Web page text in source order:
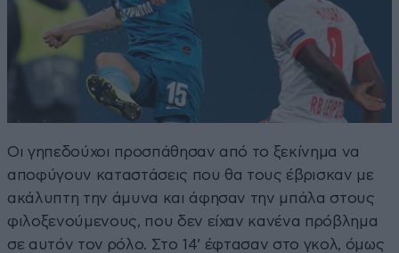
Οι γηπεδούχοι προσπάθησαν από το ξεκίνημα να
αποφύγουν καταστάσεις που θα τους έβρισκαν με
ακάλυπτη την άμυνα και άφησαν την μπάλα στους
φιλοξενούμενους, που δεν είχαν κανένα πρόβλημα
σε αυτόν τον ρόλο. Στο 14’ έφτασαν στο γκολ, όμως